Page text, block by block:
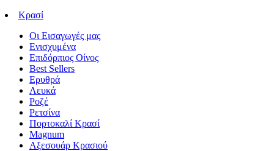
Κρασί
Οι Εισαγωγές μας
Ενισχυμένα
Επιδόρπιος Οίνος
Best Sellers
Ερυθρά
Λευκά
Ροζέ
Ρετσίνα
Πορτοκαλί Κρασί
Magnum
Αξεσουάρ Κρασιού